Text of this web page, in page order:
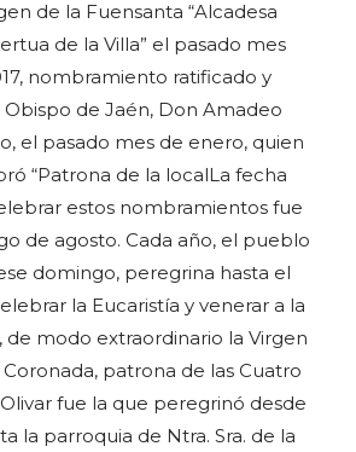
de la Fuensanta “Alcadesa
de la Villa” el pasado mes
nombramiento ratificado y
de Jaén, Don Amadeo
el pasado mes de enero, quien
“Patrona de la localLa fecha
estos nombramientos fue
de agosto. Cada año, el pueblo
domingo, peregrina hasta el
la Eucaristía y venerar a la
de modo extraordinario la Virgen
patrona de las Cuatro
fue la que peregrinó desde
la parroquia de Ntra. Sra. de la